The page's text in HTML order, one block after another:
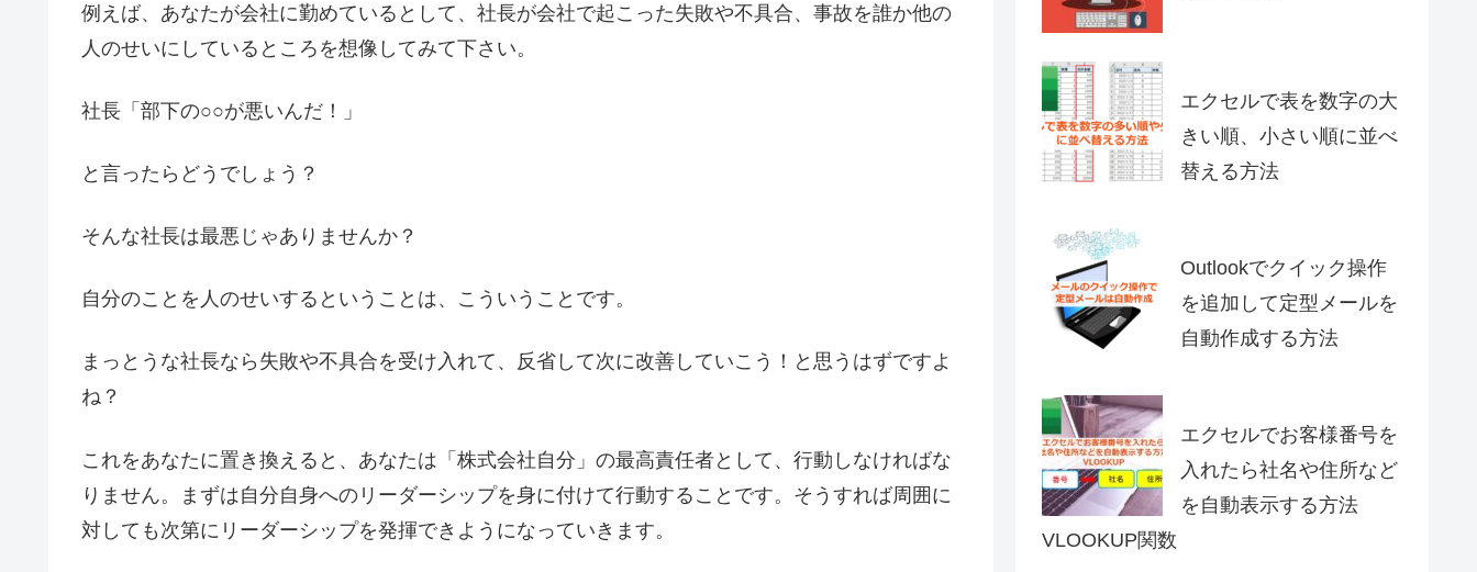
例えば、あなたが会社に勤めているとして、社長が会社で起こった失敗や不具合、事故を誰か他の
人のせいにしているところを想像してみて下さい。
社長「部下の○○が悪いんだ！」
と言ったらどうでしょう？
そんな社長は最悪じゃありませんか？
自分のことを人のせいするということは、こういうことです。
まっとうな社長なら失敗や不具合を受け入れて、反省して次に改善していこう！と思うはずですよ
ね？
これをあなたに置き換えると、あなたは「株式会社自分」の最高責任者として、行動しなければな
りません。まずは自分自身へのリーダーシップを身に付けて行動することです。そうすれば周囲に
対しても次第にリーダーシップを発揮できようになっていきます。
エクセルで表を数字の大
きい順、小さい順に並べ
替える方法
Outlookでクイック操作
を追加して定型メールを
自動作成する方法
エクセルでお客様番号を
入れたら社名や住所など
を自動表示する方法
VLOOKUP関数